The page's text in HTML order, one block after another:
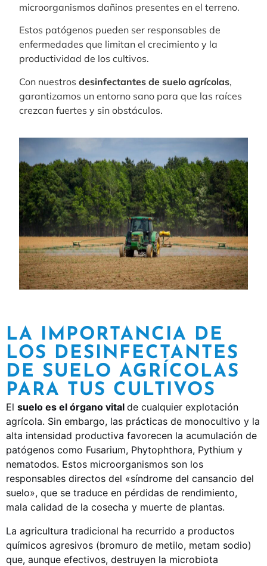
microorganismos dañinos presentes en el terreno.
Estos patógenos pueden ser responsables de
enfermedades que limitan el crecimiento y la
productividad de los cultivos.
Con nuestrosdesinfectantes de suelo agrícolas,
garantizamos un entorno sano para que las raíces
crezcan fuertes y sin obstáculos.
LA IMPORTANCIA DE
LOS DESINFECTANTES
DE SUELO AGRÍCOLAS
PARA TUS CULTIVOS
El suelo es el órgano vital de cualquier explotación
agrícola. Sin embargo, las prácticas de monocultivo y la
alta intensidad productiva favorecen la acumulación de
patógenos como Fusarium, Phytophthora, Pythium y
nematodos. Estos microorganismos son los
responsables directos del «síndrome del cansancio del
suelo», que se traduce en pérdidas de rendimiento,
mala calidad de la cosecha y muerte de plantas.
La agricultura tradicional ha recurrido a productos
químicos agresivos (bromuro de metilo, metam sodio)
que, aunque efectivos, destruyen la microbiota